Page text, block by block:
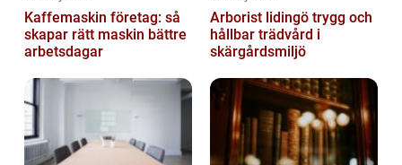
Kaffemaskin företag: så
skapar rätt maskin bättre
arbetsdagar
Arborist lidingö trygg och
hållbar trädvård i
skärgårdsmiljö